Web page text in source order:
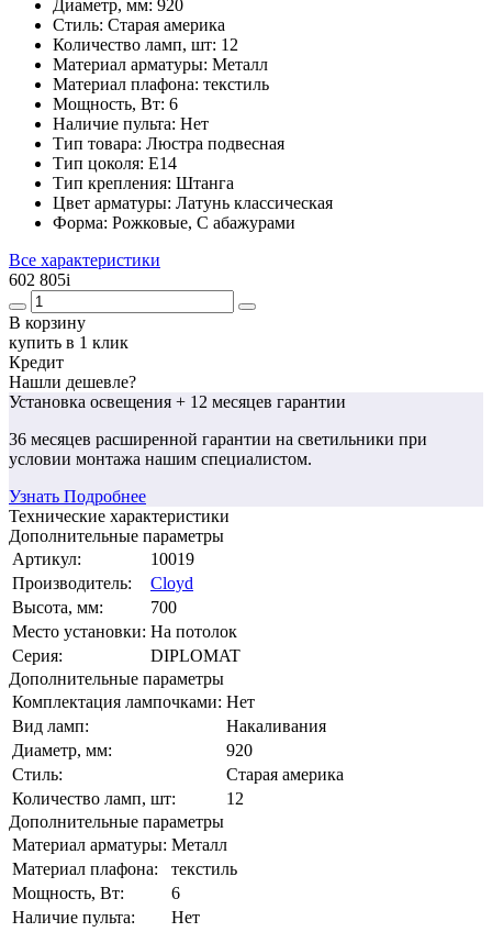
Диаметр, мм: 920
Стиль: Старая америка
Количество ламп, шт: 12
Материал арматуры: Металл
Материал плафона: текстиль
Мощность, Вт: 6
Наличие пульта: Нет
Тип товара: Люстра подвесная
Тип цоколя: E14
Тип крепления: Штанга
Цвет арматуры: Латунь классическая
Форма: Рожковые, С абажурами
Все характеристики
602 805i
В корзину
купить в 1 клик
Кредит
Нашли дешевле?
Установка освещения + 12 месяцев гарантии
36 месяцев расширенной гарантии на светильники при
условии монтажа нашим специалистом.
Узнать Подробнее
Технические характеристики
Дополнительные параметры
Артикул:
10019
Производитель:
Cloyd
Высота, мм:
700
Место установки: На потолок
Серия:
DIPLOMAT
Дополнительные параметры
Комплектация лампочками: Нет
Вид ламп:
Накаливания
Диаметр, мм:
920
Стиль:
Старая америка
Количество ламп, шт:
12
Дополнительные параметры
Материал арматуры: Металл
Материал плафона:
текстиль
Мощность, Вт:
6
Наличие пульта:
Нет